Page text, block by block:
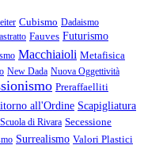
Cubismo Dadaismo
Fauves Futurismo
Macchiaioli Metafisica
New Dada Nuova Oggettività
Preraffaelliti
all'Ordine Scapigliatura
Scuola di Rivara Secessione
Surrealismo Valori Plastici